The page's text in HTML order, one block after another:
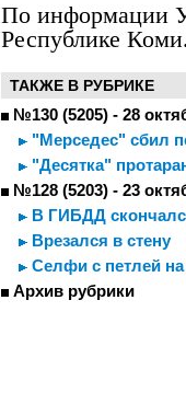
По информации
Республике
ТАКЖЕ В РУБРИКЕ
№130 (5205) - 28
"Мерседес" сбил
"Десятка"
№128 (5203) - 23
В ГИБДД
Врезался в стену
Селфи с петлей
Архив рубрики